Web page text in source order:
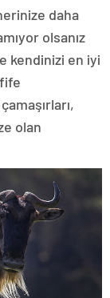
daha
olsanız
kendinizi en iyi
olan